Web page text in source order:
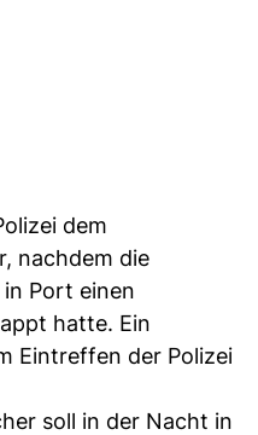
dem
nachdem die
Port einen
hatte. Ein
Eintreffen der Polizei
soll in der Nacht in